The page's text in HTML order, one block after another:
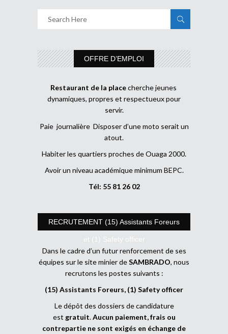
OFFRE D’EMPLOI
Restaurant de la placecherche jeunes
dynamiques, propres et respectueux pour
servir.
Paie journalière Disposer d’une moto serait un
atout.
Habiter les quartiers proches de Ouaga 2000.
Avoir un niveau académique minimum BEPC.
Tél: 55 81 26 02
RECRUTEMENT (15) Assistants Foreurs
et (1) Safety officer
Dans le cadre d’un futur renforcement de ses
équipes sur le site minier deSAMBRADO, nous
recrutons les postes suivants :
(15) Assistants Foreurs, (1) Safety officer
Le dépôt des dossiers de candidature
est gratuit.Aucun paiement, frais ou
contrepartie ne sont exigés en échange de